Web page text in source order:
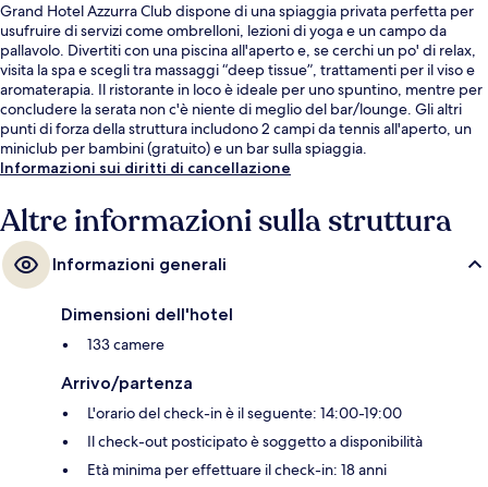
Grand Hotel Azzurra Club dispone di una spiaggia privata perfetta per
usufruire di servizi come ombrelloni, lezioni di yoga e un campo da
pallavolo. Divertiti con una piscina all'aperto e, se cerchi un po' di relax,
visita la spa e scegli tra massaggi “deep tissue”, trattamenti per il viso e
aromaterapia. Il ristorante in loco è ideale per uno spuntino, mentre per
concludere la serata non c'è niente di meglio del bar/lounge. Gli altri
punti di forza della struttura includono 2 campi da tennis all'aperto, un
miniclub per bambini (gratuito) e un bar sulla spiaggia.
Informazioni sui diritti di cancellazione
Altre informazioni sulla struttura
Informazioni generali
Dimensioni dell'hotel
133 camere
Arrivo/partenza
L'orario del check-in è il seguente: 14:00-19:00
Il check-out posticipato è soggetto a disponibilità
Età minima per effettuare il check-in: 18 anni